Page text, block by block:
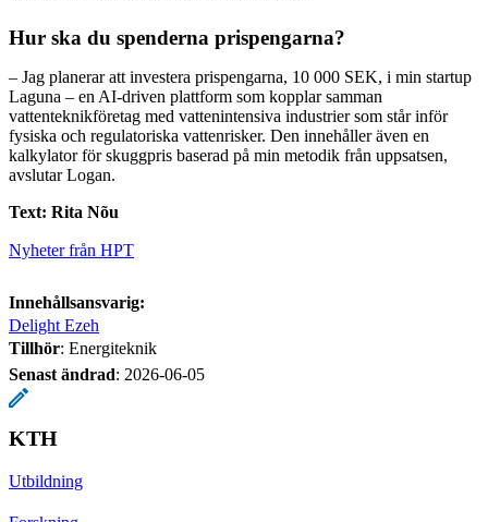
Hur ska du spenderna prispengarna?
– Jag planerar att investera prispengarna, 10 000 SEK, i min startup
Laguna – en AI-driven plattform som kopplar samman
vattenteknikföretag med vattenintensiva industrier som står inför
fysiska och regulatoriska vattenrisker. Den innehåller även en
kalkylator för skuggpris baserad på min metodik från uppsatsen,
avslutar Logan.
Text: Rita Nõu
Nyheter från HPT
Innehållsansvarig:
Delight Ezeh
Tillhör: Energiteknik
Senast ändrad: 2026-06-05
KTH
Utbildning